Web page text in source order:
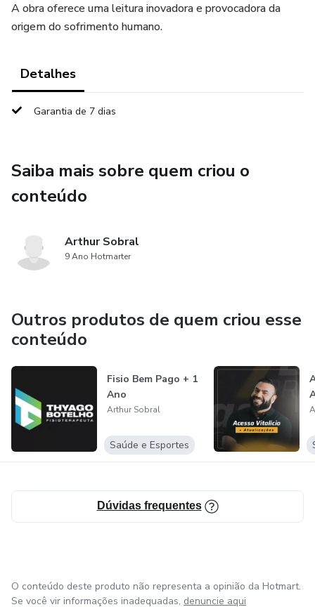
A obra oferece uma leitura inovadora e provocadora da
origem do sofrimento humano.
Detalhes
Garantia de 7 dias
Saiba mais sobre quem criou o
conteúdo
Arthur Sobral
9 Ano Hotmarter
Outros produtos de quem criou esse
conteúdo
Fisio Bem Pago + 1
Ano
Arthur Sobral
Saúde e Esportes
Dúvidas frequentes
O conteúdo deste produto não representa a opinião da Hotmart.
Se você vir informações inadequadas, denuncie aqui